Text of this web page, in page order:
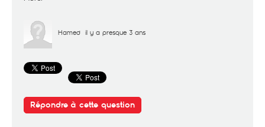
Hamed il y a presque 3 ans
Répondre à cette question